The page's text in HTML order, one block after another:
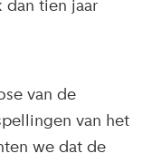
dan tien jaar
van de
van het
we dat de